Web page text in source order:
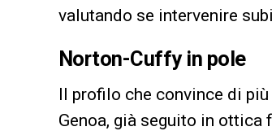
valutando se intervenire
Norton-Cuffy in pole
Il profilo che convince di più
Genoa, già seguito in ottica